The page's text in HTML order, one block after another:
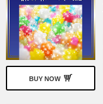
BUY NOW